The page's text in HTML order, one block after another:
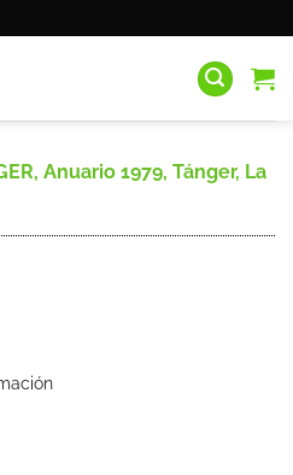
Anuario 1979, Tánger, La